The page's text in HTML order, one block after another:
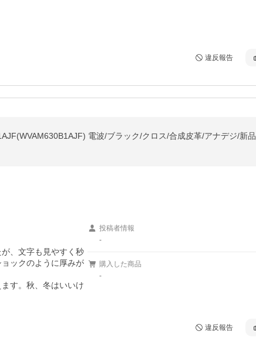
違反報告
電波/ブラック/クロス/合成皮革/アナデジ/新品
、文字も見やすく秒
ックのように厚みが
す。秋、冬はいいけ
投稿者情報
-
購入した商品
-
違反報告